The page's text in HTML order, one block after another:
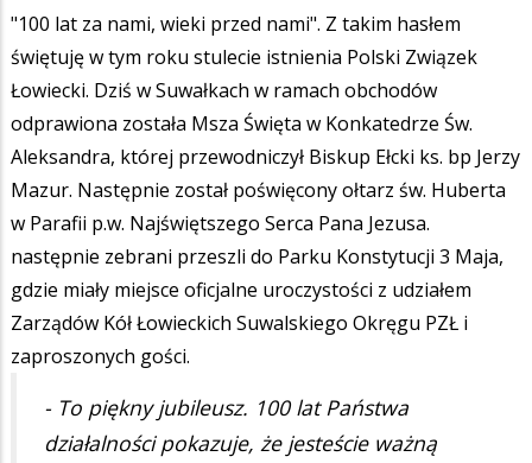
"100 lat za nami, wieki przed nami". Z takim hasłem
świętuję w tym roku stulecie istnienia Polski Związek
Łowiecki. Dziś w Suwałkach w ramach obchodów
odprawiona została Msza Święta w Konkatedrze Św.
Aleksandra, której przewodniczył Biskup Ełcki ks. bp Jerzy
Mazur. Następnie został poświęcony ołtarz św. Huberta
w Parafii p.w. Najświętszego Serca Pana Jezusa.
następnie zebrani przeszli do Parku Konstytucji 3 Maja,
gdzie miały miejsce oficjalne uroczystości z udziałem
Zarządów Kół Łowieckich Suwalskiego Okręgu PZŁ i
zaproszonych gości.
- To piękny jubileusz. 100 lat Państwa
działalności pokazuje, że jesteście ważną